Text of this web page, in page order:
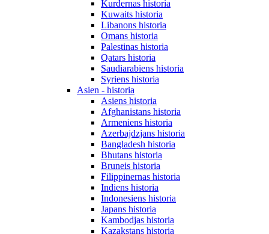
Kurdernas historia
Kuwaits historia
Libanons historia
Omans historia
Palestinas historia
Qatars historia
Saudiarabiens historia
Syriens historia
Asien - historia
Asiens historia
Afghanistans historia
Armeniens historia
Azerbajdzjans historia
Bangladesh historia
Bhutans historia
Bruneis historia
Filippinernas historia
Indiens historia
Indonesiens historia
Japans historia
Kambodjas historia
Kazakstans historia